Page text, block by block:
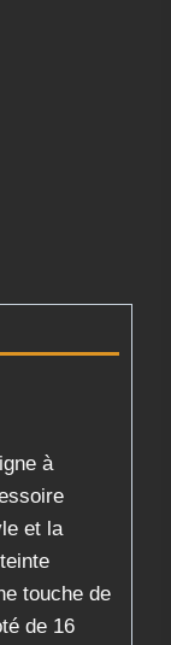
à
et la
touche de
de 16